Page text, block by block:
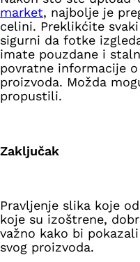
market, najbolje je
celini. Preklikćite
sigurni da fotke
imate pouzdane i
povratne informacije
proizvoda. Možda
propustili.
Zaključak
Pravljenje slika koje
koje su izoštrene,
važno kako bi
svog proizvoda.